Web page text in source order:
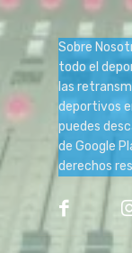
Sobre
todo el
las
deportivos
puedes
de Google
derechos